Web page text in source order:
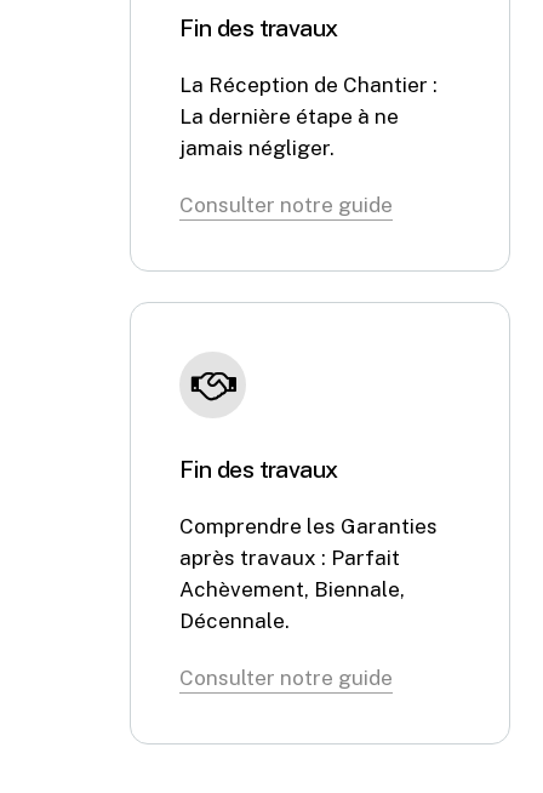
Fin des travaux
La Réception de Chantier :
La dernière étape à ne
jamais négliger.
Consulter notre guide
Fin des travaux
Comprendre les Garanties
après travaux : Parfait
Achèvement, Biennale,
Décennale.
Consulter notre guide